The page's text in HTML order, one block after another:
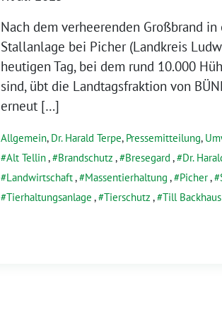
Nach dem verheerenden Großbrand
Stallanlage bei Picher (Landkreis
heutigen Tag, bei dem rund 10.000
sind, übt die Landtagsfraktion von
erneut […]
Allgemein, Dr. Harald Terpe, Pressemitteilung,
Alt Tellin, Brandschutz , Bresegard ,
Dr.
Landwirtschaft, Massentierhaltung , Picher,
Tierhaltungsanlage , Tierschutz , Till Backhaus